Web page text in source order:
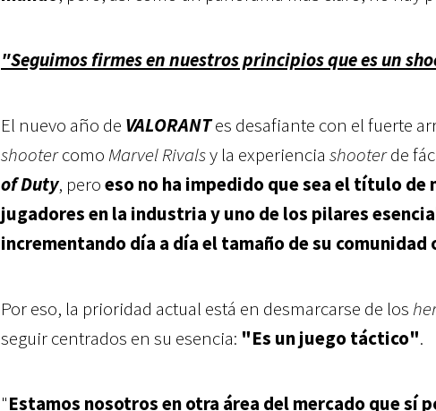
"Seguimos firmes en nuestros principios que es un
El nuevo año de VALORANTes desafiante con el fuerte
shootercomo Marvel Rivalsy la experiencia shooterde
of Duty, peroeso no ha impedido que sea el título de
jugadores en la industria y uno de los pilares
incrementando día a día el tamaño de su comunidad
Por eso, la prioridad actual está en desmarcarse de los
seguir centrados en su esencia: "Es un juego táctico".
"Estamos nosotros en otra área del mercado que sí